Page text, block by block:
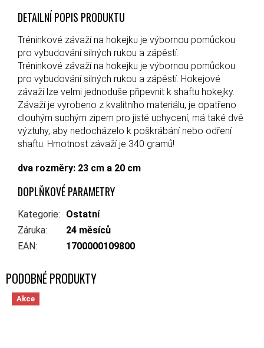
DETAILNÍ POPIS PRODUKTU
Tréninkové závaží na hokejku je výbornou pomůckou
pro vybudování silných rukou a zápěstí.
Tréninkové závaží na hokejku je výbornou pomůckou
pro vybudování silných rukou a zápěstí. Hokejové
závaží lze velmi jednoduše připevnit k shaftu hokejky.
Závaží je vyrobeno z kvalitního materiálu, je opatřeno
dlouhým suchým zipem pro jisté uchycení, má také dvě
výztuhy, aby nedocházelo k poškrábání nebo odření
shaftu. Hmotnost závaží je 340 gramů!
dva rozměry: 23 cm a 20 cm
DOPLŇKOVÉ PARAMETRY
Kategorie:
Ostatní
Záruka:
24 měsíců
EAN: 1700000109800
Akce